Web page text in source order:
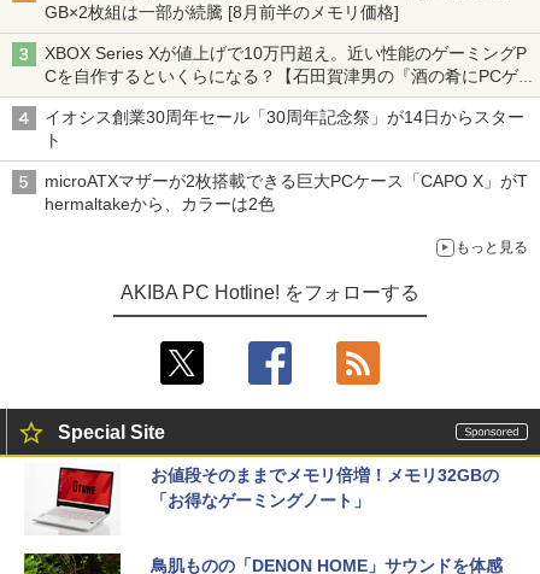
GB×2枚組は一部が続騰 [8月前半のメモリ価格]
XBOX Series Xが値上げで10万円超え。近い性能のゲーミングP
Cを自作するといくらになる？【石田賀津男の『酒の肴にPCゲ
ーム』】
イオシス創業30周年セール「30周年記念祭」が14日からスター
ト
microATXマザーが2枚搭載できる巨大PCケース「CAPO X」がT
hermaltakeから、カラーは2色
もっと見る
AKIBA PC Hotline! をフォローする
Special Site
お値段そのままでメモリ倍増！メモリ32GBの
「お得なゲーミングノート」
鳥肌ものの「DENON HOME」サウンドを体感